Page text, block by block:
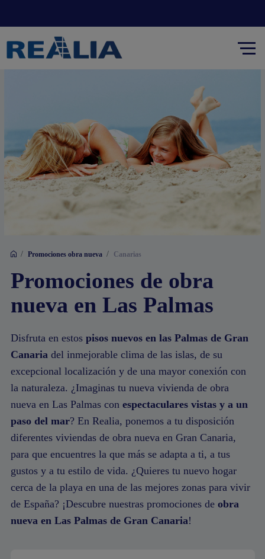
/ Promociones obra nueva / Canarias
Promociones de obra
nueva en Las Palmas
Disfruta en estos pisos nuevos en las Palmas de Gran
Canaria del inmejorable clima de las islas, de su
excepcional localización y de una mayor conexión con
la naturaleza. ¿Imaginas tu nueva vivienda de obra
nueva en Las Palmas con espectaculares vistas y a un
paso del mar? En Realia, ponemos a tu disposición
diferentes viviendas de obra nueva en Gran Canaria,
para que encuentres la que más se adapta a ti, a tus
gustos y a tu estilo de vida. ¿Quieres tu nuevo hogar
cerca de la playa en una de las mejores zonas para vivir
de España? ¡Descubre nuestras promociones de obra
nueva en Las Palmas de Gran Canaria!